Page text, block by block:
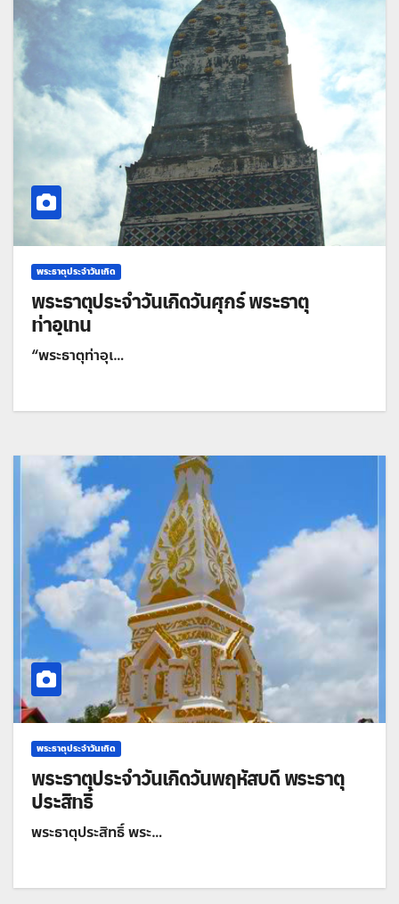
พระธาตุประจำวันเกิด
พระธาตุประจำวันเกิดวันศุกร์ พระธาตุ
ท่าอุเทน
“พระธาตุท่าอุเ…
พระธาตุประจำวันเกิด
พระธาตุประจำวันเกิดวันพฤหัสบดี พระธาตุ
ประสิทธิ์
พระธาตุประสิทธิ์ พระ…